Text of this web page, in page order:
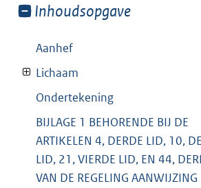
Toon
van:
Inhoudsopgave
Aanhef
Lichaam
Ondertekening
BIJLAGE 1 BEHORENDE BIJ DE
ARTIKELEN 4, DERDE LID, 10,
LID, 21, VIERDE LID, EN 44,
VAN DE REGELING AANWIJZING